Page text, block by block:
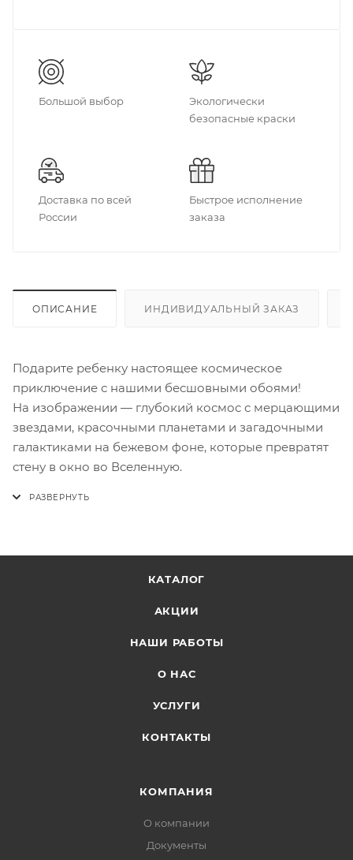
Большой выбор
Экологически
безопасные краски
Доставка по всей
России
Быстрое исполнение
заказа
ОПИСАНИЕ ИНДИВИДУАЛЬНЫЙ ЗАКАЗ
Подарите ребенку настоящее космическое
приключение с нашими бесшовными обоями!
На изображении — глубокий космос с мерцающими
звездами, красочными планетами и загадочными
галактиками на бежевом фоне, которые превратят
стену в окно во Вселенную.
КАТАЛОГ
АКЦИИ
НАШИ РАБОТЫ
О НАС
УСЛУГИ
КОНТАКТЫ
КОМПАНИЯ
О компании
Документы